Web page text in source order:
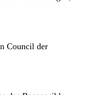
Council der